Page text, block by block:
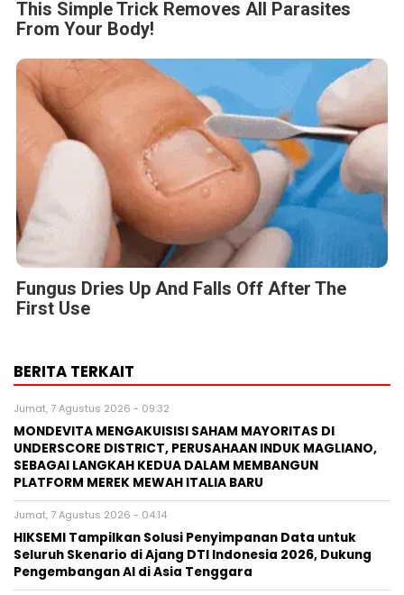
This Simple Trick Removes All Parasites
From Your Body!
Fungus Dries Up And Falls Off After The
First Use
BERITA TERKAIT
Jumat, 7 Agustus 2026 - 09:32
MONDEVITA MENGAKUISISI SAHAM MAYORITAS DI
UNDERSCORE DISTRICT, PERUSAHAAN INDUK MAGLIANO,
SEBAGAI LANGKAH KEDUA DALAM MEMBANGUN
PLATFORM MEREK MEWAH ITALIA BARU
Jumat, 7 Agustus 2026 - 04:14
HIKSEMI Tampilkan Solusi Penyimpanan Data untuk
Seluruh Skenario di Ajang DTI Indonesia 2026, Dukung
Pengembangan AI di Asia Tenggara